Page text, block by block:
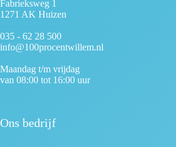
Fabrieksweg 1
1271 AK Huizen
035 - 62 28 500
info@100procentwillem.nl
Maandag t/m vrijdag
van 08:00 tot 16:00 uur
Ons bedrijf